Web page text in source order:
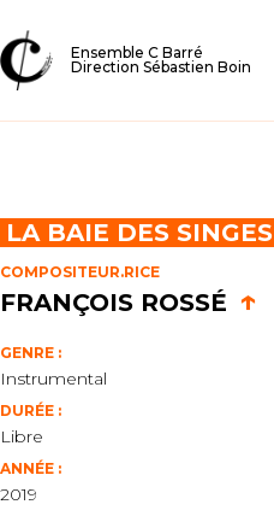
Ensemble C Barré
Direction Sébastien Boin
LA BAIE DES SINGES
COMPOSITEUR.RICE
FRANÇOIS ROSSÉ ↑
GENRE :
Instrumental
DURÉE :
Libre
ANNÉE :
2019